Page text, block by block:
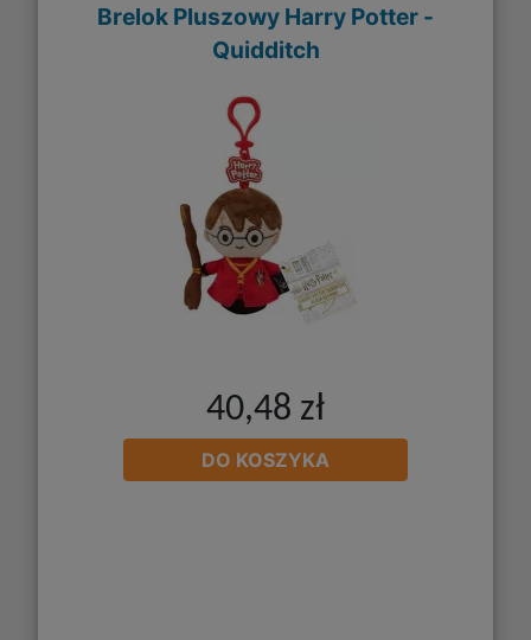
Brelok Pluszowy Harry Potter -
Quidditch
40,48 zł
DO KOSZYKA